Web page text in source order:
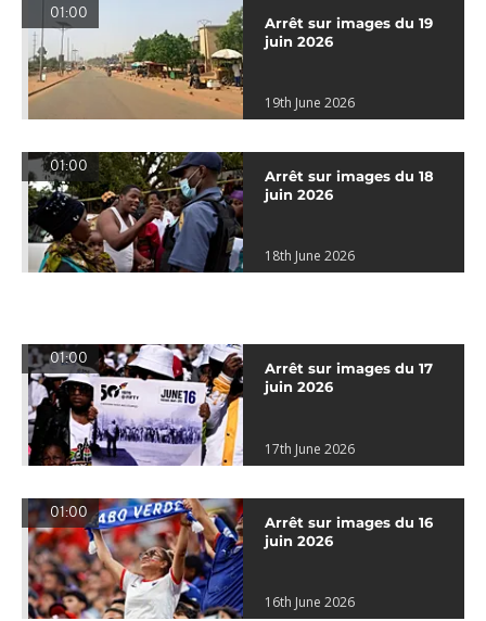
01:00
Arrêt sur images du 19
juin 2026
19th June 2026
01:00
Arrêt sur images du 18
juin 2026
18th June 2026
01:00
Arrêt sur images du 17
juin 2026
17th June 2026
01:00
Arrêt sur images du 16
juin 2026
16th June 2026